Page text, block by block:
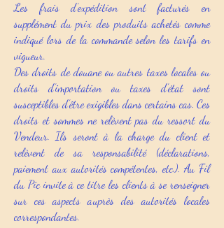
Les frais d’expédition sont facturés en
supplément du prix des produits achetés comme
indiqué lors de la commande selon les tarifs en
vigueur.
Des droits de douane ou autres taxes locales ou
droits d’importation ou taxes d’état sont
susceptibles d’être exigibles dans certains cas. Ces
droits et sommes ne relèvent pas du ressort du
Vendeur. Ils seront à la charge du client et
relèvent de sa responsabilité (déclarations,
paiement aux autorités compétentes, etc.). Au Fil
du Pic invite à ce titre les clients à se renseigner
sur ces aspects auprès des autorités locales
correspondantes.